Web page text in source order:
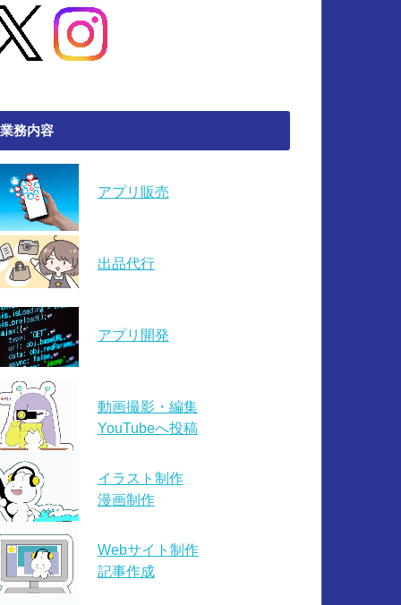
業務内容
アプリ販売
出品代行
アプリ開発
動画撮影・編集
YouTubeへ投稿
イラスト制作
漫画制作
Webサイト制作
記事作成